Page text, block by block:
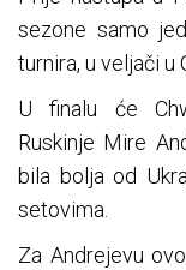
sezone samo
turnira, u veljači u
U finalu će
Ruskinje Mire
bila bolja od
setovima.
Za Andrejevu